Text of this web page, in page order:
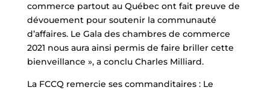
commerce partout au Québec ont fait preuve de
dévouement pour soutenir la communauté
d’affaires. Le Gala des chambres de commerce
2021 nous aura ainsi permis de faire briller cette
bienveillance », a conclu Charles Milliard.
La FCCQ remercie ses commanditaires : Le